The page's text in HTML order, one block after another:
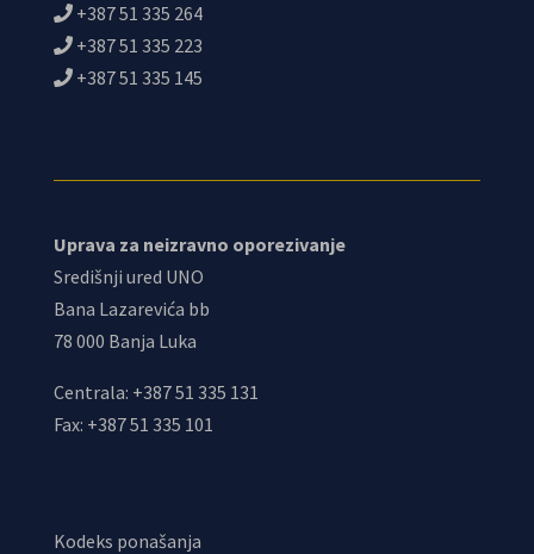
+387 51 335 264
+387 51 335 223
+387 51 335 145
Uprava za neizravno oporezivanje
Središnji ured UNO
Bana Lazarevića bb
78 000 Banja Luka
Centrala: +387 51 335 131
Fax: +387 51 335 101
Kodeks ponašanja